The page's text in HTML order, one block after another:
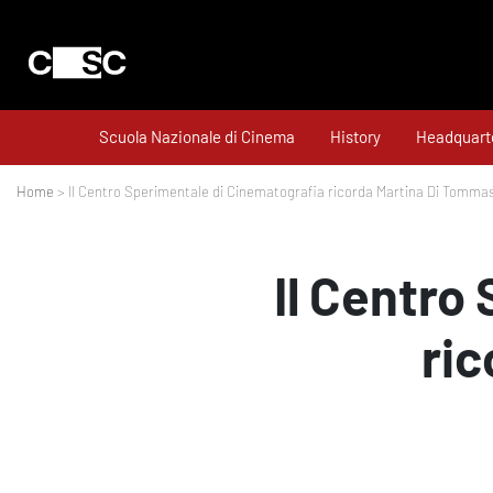
Scuola Nazionale di Cinema History
Home > Il Centro Sperimentale di Cinematografia ricorda Martina Di
Il Centro